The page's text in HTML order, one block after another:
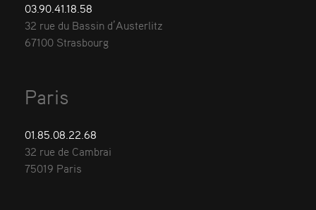
03.90.41.18.58
32 rue du Bassin d’Austerlitz
67100 Strasbourg
Paris
01.85.08.22.68
32 rue de Cambrai
75019 Paris